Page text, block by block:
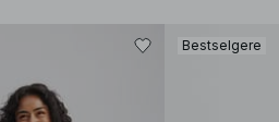
Bestselgere